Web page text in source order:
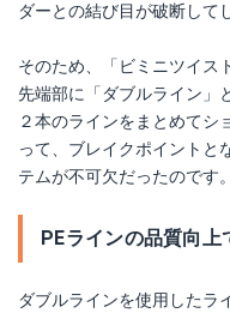
ダーとの結び目が破断して
そのため、「ビミニツイス
先端部に「ダブルライン」
２本のラインをまとめてシ
って、ブレイクポイントと
テムが不可欠だったのです。
PEラインの品質向上
ダブルラインを使用したラ